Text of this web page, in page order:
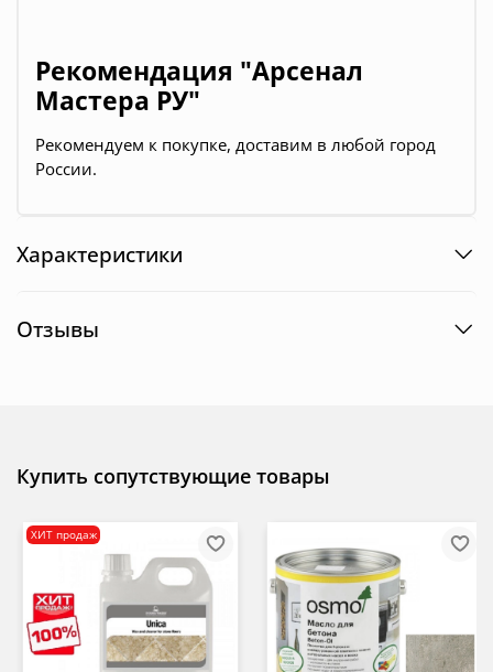
Рекомендация "Арсенал
Мастера РУ"
Рекомендуем к покупке, доставим в любой город
России.
Характеристики
Отзывы
Купить сопутствующие товары
ХИТ продаж